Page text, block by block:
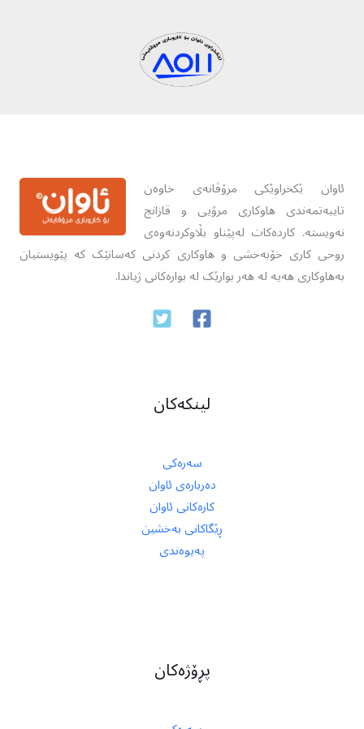
ئاوان ێکخراوێکی مرۆڤانەی خاوەن
تایبەتمەندی هاوکاری مرۆیی و قازانج
نەویستە. کاردەکات لەپێناو بڵاوکردنەوەی
روحی کاری خۆبەخشی و هاوکاری کردنی کەسانێک کە پێویستیان
بەهاوکاری هەیە لە هەر بوارێک لە بوارەکانی ژیاندا.
لینکەکان
سەرەکی
دەربارەی ئاوان
کارەکانی ئاوان
ڕێگاکانی بەخشین
پەیوەندی
پڕۆژەکان